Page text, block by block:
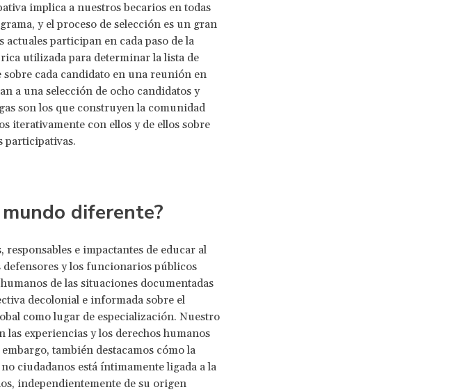
implica a nuestros becarios en todas
y el proceso de selección es un gran
participan en cada paso de la
utilizada para determinar la lista de
cada candidato en una reunión en
a una selección de ocho candidatos y
son los que construyen la comunidad
iterativamente con ellos y de ellos sobre
participativas.
diferente?
e impactantes de educar al
y los funcionarios públicos
de las situaciones documentadas
decolonial e informada sobre el
como lugar de especialización. Nuestro
experiencias y los derechos humanos
también destacamos cómo la
ciudadanos está íntimamente ligada a la
independientemente de su origen